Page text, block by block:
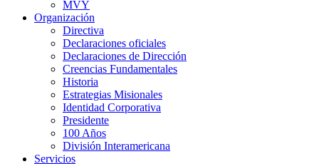
MVY
Organización
Directiva
Declaraciones oficiales
Declaraciones de Dirección
Creencias Fundamentales
Historia
Estrategias Misionales
Identidad Corporativa
Presidente
100 Años
División Interamericana
Servicios